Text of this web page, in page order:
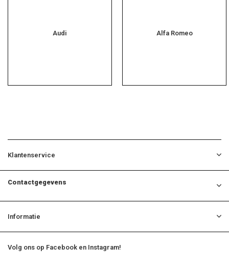
Audi Alfa Romeo
Klantenservice
Contactgegevens
Informatie
Volg ons op Facebook en Instagram!